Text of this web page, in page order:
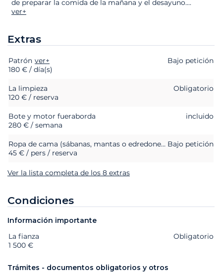
de preparar la comida de la mañana y el desayuno....
ver+
Extras
Extras Estado
Patrón ver+
Bajo petición
180 € / día(s)
La limpieza
Obligatorio
120 € / reserva
Bote y motor fueraborda
incluido
280 € / semana
Ropa de cama (sábanas, mantas o edredones, almohadas y fundas de almohada) Bajo petición
45 € / pers / reserva
Ver la lista completa de los 8 extras
Condiciones
Información importante
Extras Estado
La fianza
Obligatorio
1 500 €
Trámites - documentos obligatorios y otros